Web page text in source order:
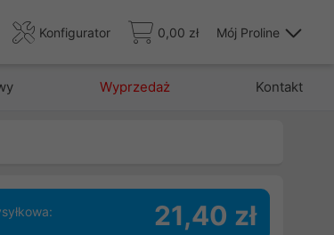
Konfigurator 0,00 zł Mój Proline
Wyprzedaż Kontakt
21,40 zł